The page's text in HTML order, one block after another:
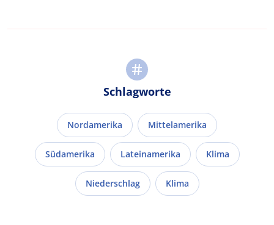
Schlagworte
Nordamerika Mittelamerika
Südamerika Lateinamerika Klima
Niederschlag Klima